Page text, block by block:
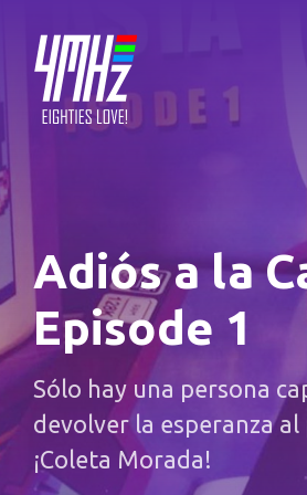
Adiós a la
Episode 1
Sólo hay una persona
devolver la esperanza al
¡Coleta Morada!